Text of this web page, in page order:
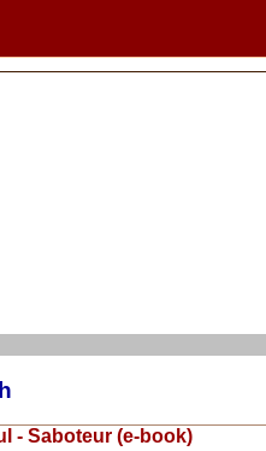
- Saboteur (e-book)